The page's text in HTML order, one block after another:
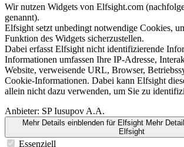
Wir nutzen Widgets von Elfsight.com
genannt).
Elfsight setzt unbedingt notwendige Cookies,
Funktion des Widgets sicherzustellen.
Dabei erfasst Elfsight nicht identifizierende
Informationen umfassen Ihre IP-Adresse,
Website, verweisende URL, Browser,
Cookie-Informationen. Dabei kann Elfsight
allein nicht dazu verwenden, um Sie zu
Anbieter: SP Iusupov A.A.
Mehr Details einblenden für Elfsight Mehr
Elfsight
Essenziell